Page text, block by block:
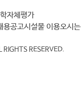
대학자체평가
채용공고 시설물 이용
오시
RIGHTS RESERVED.